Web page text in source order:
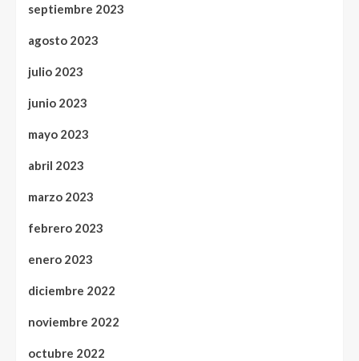
septiembre 2023
agosto 2023
julio 2023
junio 2023
mayo 2023
abril 2023
marzo 2023
febrero 2023
enero 2023
diciembre 2022
noviembre 2022
octubre 2022